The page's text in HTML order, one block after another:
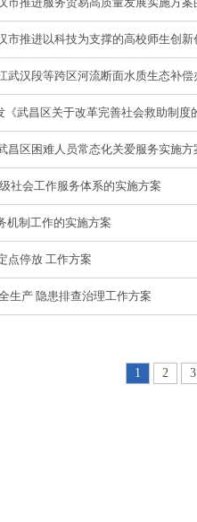
市推进以科技为支撑的高校师生创
武汉段等跨区河流断面水质生态补偿
武昌区关于改革完善社会救助制度
昌区困难人员常态化关爱服务实施方
社会工作服务体系的实施方案
机制工作的实施方案
点停放 工作方案
生产 隐患排查治理工作方案
1 2 3